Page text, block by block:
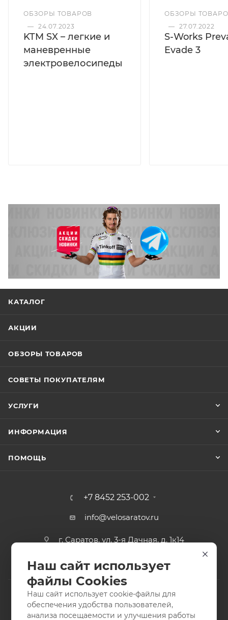
ОБЗОРЫ ТОВАРОВ
— 24.07.2023
KTM SX – легкие и
маневренные
электровелосипеды
ОБЗОРЫ
— 27.07.2022
S-Works
Evade 3
КАТАЛОГ
АКЦИИ
ОБЗОРЫ ТОВАРОВ
СОВЕТЫ ПОКУПАТЕЛЯМ
УСЛУГИ
ИНФОРМАЦИЯ
ПОМОЩЬ
+7 8452 253-002
info@velosaratov.ru
г. Саратов, ул. 3-я Дачная, д. 1к14
2011-2026 © интернет-магазин спортивных товаров
Наш сайт использует
файлы Cookies
Наш сайт использует cookie-файлы для
обеспечения удобства пользователей,
анализа посещаемости и улучшения работы